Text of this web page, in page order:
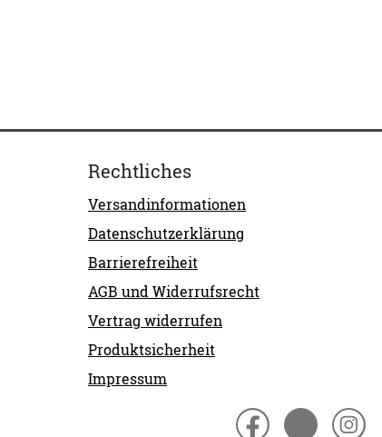
Rechtliches
Versandinformationen
Datenschutzerklärung
Barrierefreiheit
AGB und Widerrufsrecht
Vertrag widerrufen
Produktsicherheit
Impressum